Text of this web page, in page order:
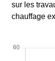
sur les
chauffage